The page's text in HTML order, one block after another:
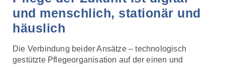
und menschlich, stationär und
häuslich
Die Verbindung beider Ansätze – technologisch
gestützte Pflegeorganisation auf der einen und